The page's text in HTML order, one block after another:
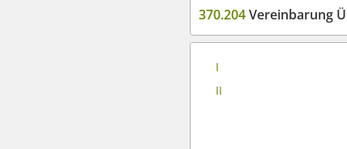
370.204Vereinbarung
I
II